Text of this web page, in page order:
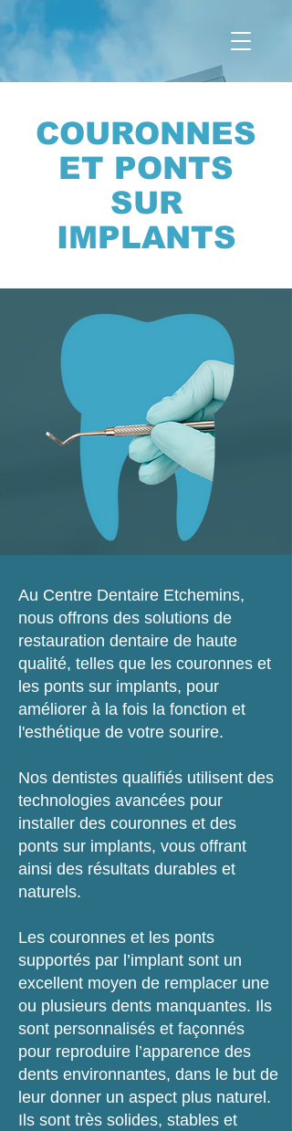
COURONNES
ET PONTS
SUR
IMPLANTS
Au Centre Dentaire Etchemins,
nous offrons des solutions de
restauration dentaire de haute
qualité, telles que les couronnes et
les ponts sur implants, pour
améliorer à la fois la fonction et
l'esthétique de votre sourire.
Nos dentistes qualifiés utilisent des
technologies avancées pour
installer des couronnes et des
ponts sur implants, vous offrant
ainsi des résultats durables et
naturels.
Les couronnes et les ponts
supportés par l’implant sont un
excellent moyen de remplacer une
ou plusieurs dents manquantes. Ils
sont personnalisés et façonnés
pour reproduire l’apparence des
dents environnantes, dans le but de
leur donner un aspect plus naturel.
Ils sont très solides, stables et